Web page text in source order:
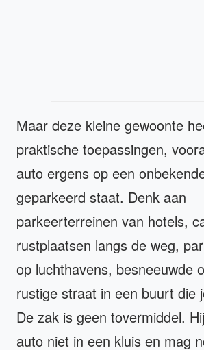
Maar deze kleine gewoonte
praktische toepassingen,
auto ergens op een
geparkeerd staat. Denk aan
parkeerterreinen van hotels,
rustplaatsen langs de weg,
op luchthavens, besneeuwde
rustige straat in een buurt die
De zak is geen tovermiddel.
auto niet in een kluis en mag